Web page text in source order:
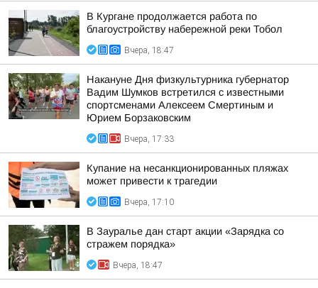
В Кургане продолжается работа по
благоустройству набережной реки Тобол
Вчера, 18:47
Накануне Дня физкультурника губернатор
Вадим Шумков встретился с известными
спортсменами Алексеем Смертиным и
Юрием Борзаковским
Вчера, 17:33
Купание на несанкционированных пляжах
может привести к трагедии
Вчера, 17:10
В Зауралье дан старт акции «Зарядка со
стражем порядка»
Вчера, 18:47